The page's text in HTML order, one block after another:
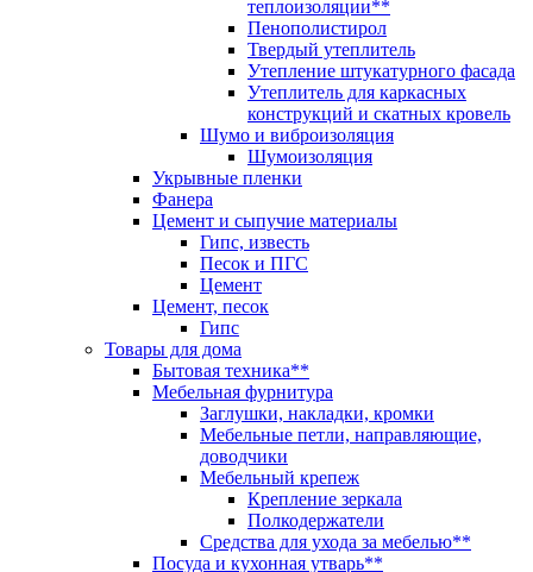
теплоизоляции**
Пенополистирол
Твердый утеплитель
Утепление штукатурного фасада
Утеплитель для каркасных
конструкций и скатных кровель
Шумо и виброизоляция
Шумоизоляция
Укрывные пленки
Фанера
Цемент и сыпучие материалы
Гипс, известь
Песок и ПГС
Цемент
Цемент, песок
Гипс
Товары для дома
Бытовая техника**
Мебельная фурнитура
Заглушки, накладки, кромки
Мебельные петли, направляющие,
доводчики
Мебельный крепеж
Крепление зеркала
Полкодержатели
Средства для ухода за мебелью**
Посуда и кухонная утварь**